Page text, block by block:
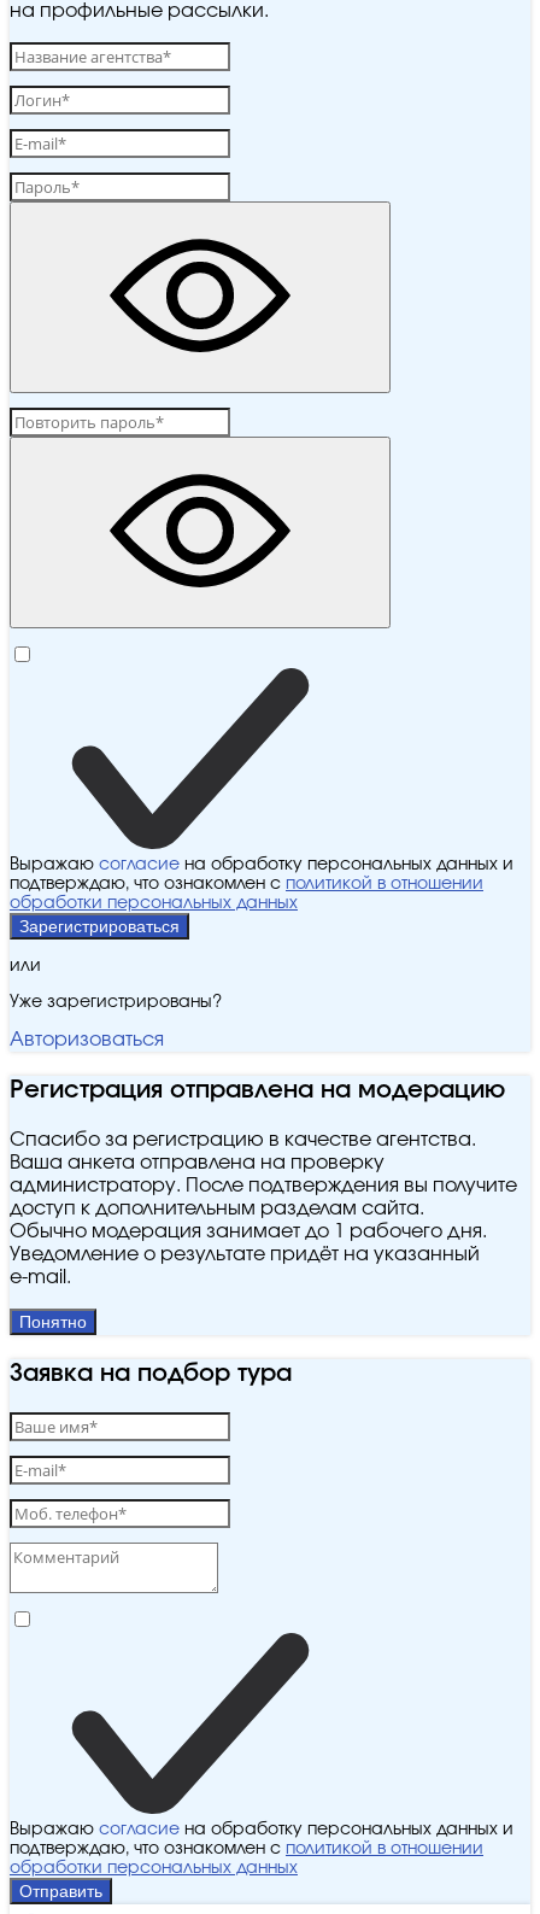
на профильные рассылки.
Выражаю согласие на обработку персональных данных и
подтверждаю, что ознакомлен с политикой в отношении
обработки персональных данных
Зарегистрироваться
или
Уже зарегистрированы?
Авторизоваться
Регистрация отправлена на модерацию
Спасибо за регистрацию в качестве агентства.
Ваша анкета отправлена на проверку
администратору. После подтверждения вы получите
доступ к дополнительным разделам сайта.
Обычно модерация занимает до 1 рабочего дня.
Уведомление о результате придёт на указанный
e‑mail.
Понятно
Заявка на подбор тура
Выражаю согласие на обработку персональных данных и
подтверждаю, что ознакомлен с политикой в отношении
обработки персональных данных
Отправить